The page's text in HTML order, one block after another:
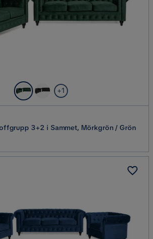
+1
3+2 i Sammet, Mörkgrön / Grön